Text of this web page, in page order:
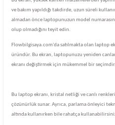
ve bakım yapıldığı takdirde, uzun süreli
almadan önce laptopunuzun model
olup olmadığını teyit edin.
Flowbilgisaya.com'da satılmakta olan laptop
üründür. Bu ekran, laptopunuzu yeniden
ekranı değiştirmek için mükemmel bir seçimdir.
Bu laptop ekranı, kristal netliği ve canlı
çözünürlük sunar. Ayrıca, parlama önleyici
altında kullanırken bile rahatça